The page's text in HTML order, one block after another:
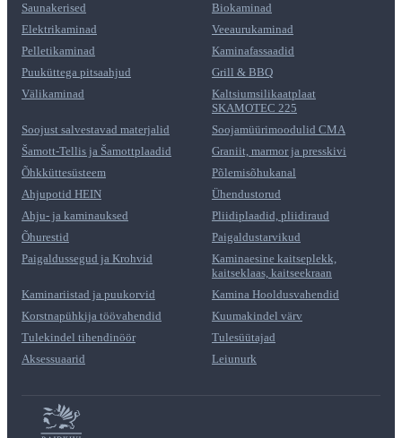
Saunakerised
Biokaminad
Elektrikaminad
Veeaurukaminad
Pelletikaminad
Kaminafassaadid
Puuküttega pitsaahjud
Grill & BBQ
Välikaminad
Kaltsiumsilikaatplaat
SKAMOTEC 225
Soojust salvestavad materjalid
Soojamüürimoodulid CMA
Šamott-Tellis ja Šamottplaadid
Graniit, marmor ja presskivi
Õhkküttesüsteem
Põlemisõhukanal
Ahjupotid HEIN
Ühendustorud
Ahju- ja kaminauksed
Pliidiplaadid, pliidiraud
Õhurestid
Paigaldustarvikud
Paigaldussegud ja Krohvid
Kaminaesine kaitseplekk,
kaitseklaas, kaitseekraan
Kaminariistad ja puukorvid
Kamina Hooldusvahendid
Korstnapühkija töövahendid
Kuumakindel värv
Tulekindel tihendinöör
Tulesüütajad
Aksessuaarid
Leiunurk